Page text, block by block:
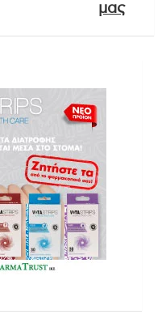
μας